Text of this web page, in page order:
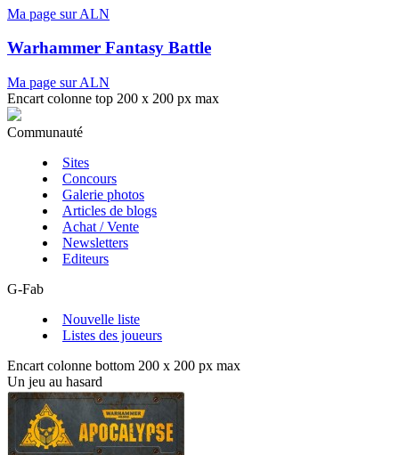
Ma page sur ALN
Warhammer Fantasy Battle
Ma page sur ALN
Encart colonne top 200 x 200 px max
Communauté
Sites
Concours
Galerie photos
Articles de blogs
Achat / Vente
Newsletters
Editeurs
G-Fab
Nouvelle liste
Listes des joueurs
Encart colonne bottom 200 x 200 px max
Un jeu au hasard